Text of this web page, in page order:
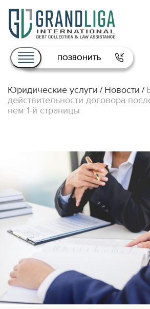
О нас
Услуги
Публикации
Контакты
RU
UA EN
ПОЗВОНИТЬ
Юридические услуги / Новости /
действительности договора
нем 1-й страницы